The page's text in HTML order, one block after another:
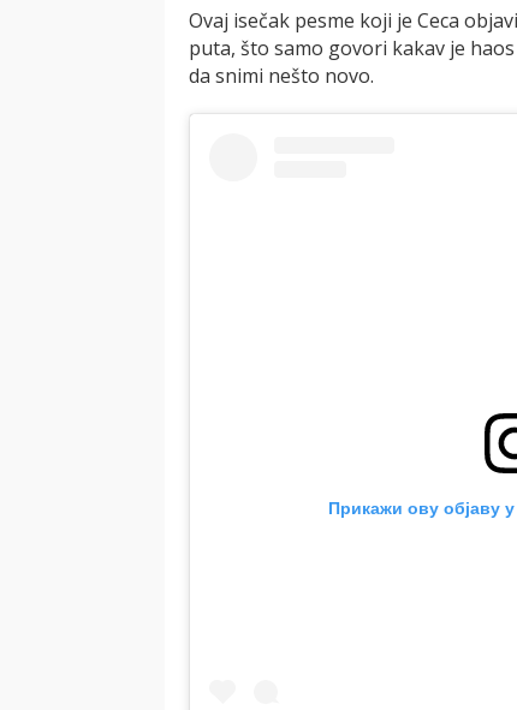
Ovaj isečak pesme koji je Ceca
puta, što samo govori kakav je
da snimi nešto novo.
Прикажи ову објаву